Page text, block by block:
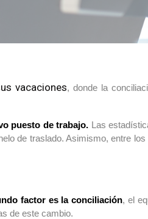
vacaciones, donde la
puesto de trabajo. Las
de traslado. Asimismo, entre
factor es la conciliación, el
de este cambio.